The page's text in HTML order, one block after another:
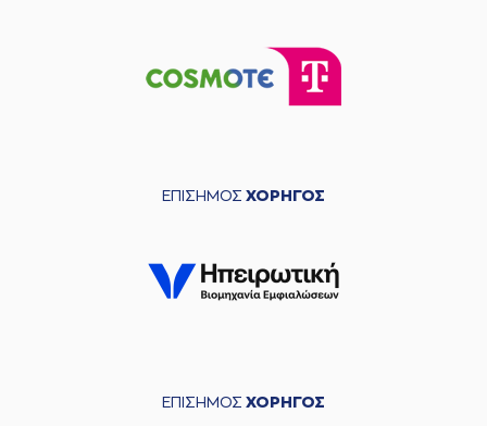
ΕΠΙΣΗΜΟΣ ΧΟΡΗΓΟΣ
ΕΠΙΣΗΜΟΣ ΧΟΡΗΓΟΣ